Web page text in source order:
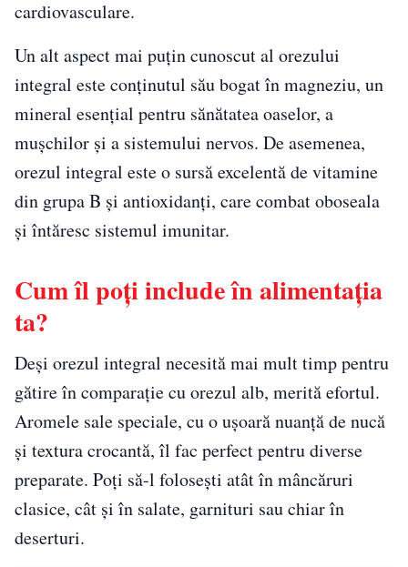
cardiovasculare.
Un alt aspect mai puțin cunoscut al orezului
integral este conținutul său bogat în magneziu, un
mineral esențial pentru sănătatea oaselor, a
mușchilor și a sistemului nervos. De asemenea,
orezul integral este o sursă excelentă de vitamine
din grupa B și antioxidanți, care combat oboseala
și întăresc sistemul imunitar.
Cum îl poți include în alimentația
ta?
Deși orezul integral necesită mai mult timp pentru
gătire în comparație cu orezul alb, merită efortul.
Aromele sale speciale, cu o ușoară nuanță de nucă
și textura crocantă, îl fac perfect pentru diverse
preparate. Poți să-l folosești atât în mâncăruri
clasice, cât și în salate, garnituri sau chiar în
deserturi.